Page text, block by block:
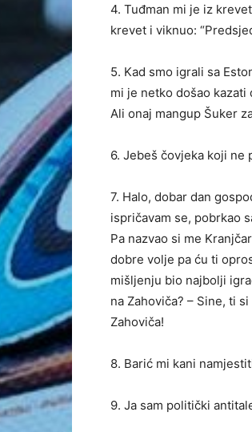
4. Tuđman mi je iz
krevet i viknuo:
5. Kad smo igrali sa
mi je netko došao
Ali onaj mangup Šuker
6. Jebeš čovjeka koji ne
7. Halo, dobar dan
ispričavam se, pobrkao
Pa nazvao si me
dobre volje pa ću ti
mišljenju bio najbolji
na Zahoviča? – Sine, ti
Zahoviča!
8. Barić mi kani
9. Ja sam politički